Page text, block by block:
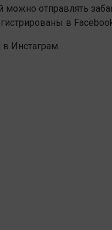
отправлять
в
Инстаграм.